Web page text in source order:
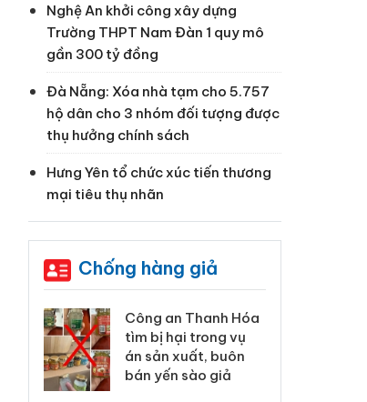
Nghệ An khởi công xây dựng
Trường THPT Nam Đàn 1 quy mô
gần 300 tỷ đồng
Đà Nẵng: Xóa nhà tạm cho 5.757
hộ dân cho 3 nhóm đối tượng được
thụ hưởng chính sách
Hưng Yên tổ chức xúc tiến thương
mại tiêu thụ nhãn
Chống hàng giả
Hóa
Lào Cai xử lý 83 vụ vi
phạm thương mại
trong tháng 7